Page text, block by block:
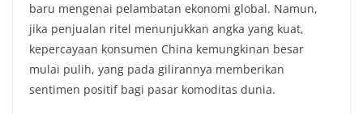
baru mengenai pelambatan ekonomi global. Namun,
jika penjualan ritel menunjukkan angka yang kuat,
kepercayaan konsumen China kemungkinan besar
mulai pulih, yang pada gilirannya memberikan
sentimen positif bagi pasar komoditas dunia.